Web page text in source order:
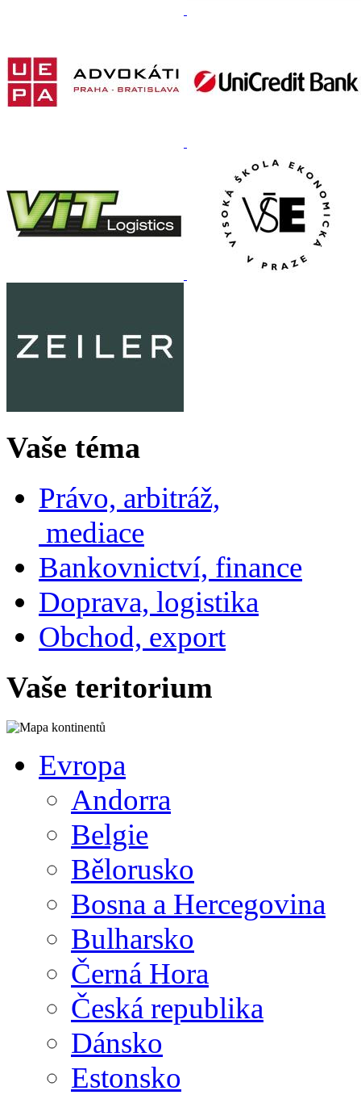
Vaše téma
Právo, arbitráž,
mediace
Bankovnictví, finance
Doprava, logistika
Obchod, export
Vaše teritorium
Evropa
Andorra
Belgie
Bělorusko
Bosna a Hercegovina
Bulharsko
Černá Hora
Česká republika
Dánsko
Estonsko